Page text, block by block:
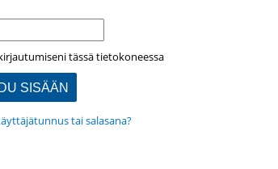
tässä tietokoneessa
tai salasana?